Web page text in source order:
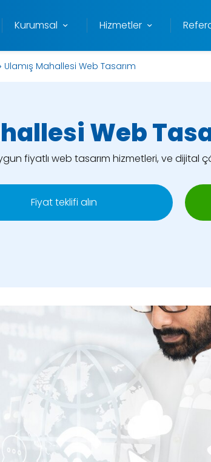
Kurumsal Hizmetler
Ulamış Mahallesi Web Tasarım
Web
fiyatlı web tasarım hizmetleri, ve dijital
Fiyat teklifi alın